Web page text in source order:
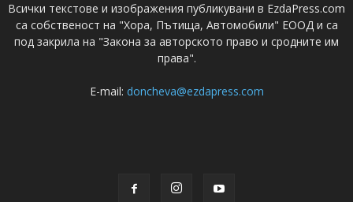
Всички текстове и изображения публикувани в EzdaPress.com
са собственост на "Хора, Пътища, Автомобили" ЕООД и са
под закрила на "Закона за авторското право и сродните им
права".
E-mail: doncheva@ezdapress.com